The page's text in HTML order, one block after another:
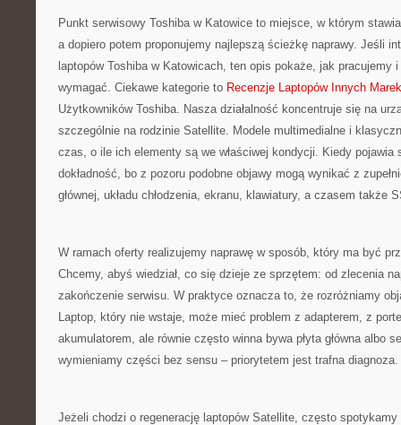
Punkt serwisowy Toshiba w Katowice to miejsce, w którym
a dopiero potem proponujemy najlepszą ścieżkę naprawy. Jeśli
laptopów Toshiba w Katowicach, ten opis pokaże, jak pracujemy
wymagać. Ciekawe kategorie to Recenzje Laptopów Innych Marek
Użytkowników Toshiba. Nasza działalność koncentruje się na
szczególnie na rodzinie Satellite. Modele multimedialne i
czas, o ile ich elementy są we właściwej kondycji. Kiedy
dokładność, bo z pozoru podobne objawy mogą wynikać z
głównej, układu chłodzenia, ekranu, klawiatury, a czasem także
W ramach oferty realizujemy naprawę w sposób, który ma być
Chcemy, abyś wiedział, co się dzieje ze sprzętem: od zlecenia
zakończenie serwisu. W praktyce oznacza to, że rozróżniamy
Laptop, który nie wstaje, może mieć problem z adapterem, z
akumulatorem, ale równie często winna bywa płyta główna albo
wymieniamy części bez sensu – priorytetem jest trafna diagnoza.
Jeżeli chodzi o regenerację laptopów Satellite, często